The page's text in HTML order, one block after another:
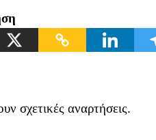
σχετικές αναρτήσεις.